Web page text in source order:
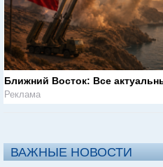
Ближний Восток: Все
Реклама
ВАЖНЫЕ НОВОСТИ